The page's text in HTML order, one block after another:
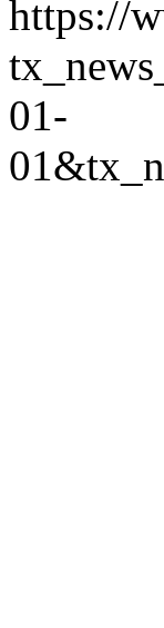
https://
01-